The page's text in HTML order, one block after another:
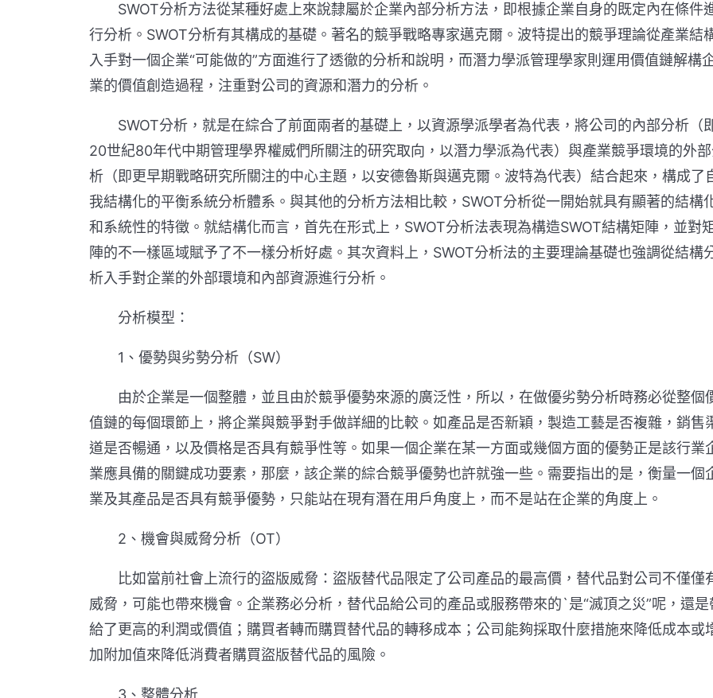
SWOT分析方法從某種好處上來說隸屬於企業內部分析方法，即根據企業自身的既定內在條件
行分析。SWOT分析有其構成的基礎。著名的競爭戰略專家邁克爾。波特提出的競爭理論從產業結
入手對一個企業“可能做的”方面進行了透徹的分析和說明，而潛力學派管理學家則運用價值鏈解構
業的價值創造過程，注重對公司的資源和潛力的分析。
SWOT分析，就是在綜合了前面兩者的基礎上，以資源學派學者為代表，將公司的內部分析（
20世紀80年代中期管理學界權威們所關注的研究取向，以潛力學派為代表）與產業競爭環境的外
析（即更早期戰略研究所關注的中心主題，以安德魯斯與邁克爾。波特為代表）結合起來，構成了
我結構化的平衡系統分析體系。與其他的分析方法相比較，SWOT分析從一開始就具有顯著的結構
和系統性的特徵。就結構化而言，首先在形式上，SWOT分析法表現為構造SWOT結構矩陣，並對
陣的不一樣區域賦予了不一樣分析好處。其次資料上，SWOT分析法的主要理論基礎也強調從結構
析入手對企業的外部環境和內部資源進行分析。
分析模型：
1、優勢與劣勢分析（SW）
由於企業是一個整體，並且由於競爭優勢來源的廣泛性，所以，在做優劣勢分析時務必從整個
值鏈的每個環節上，將企業與競爭對手做詳細的比較。如產品是否新穎，製造工藝是否複雜，銷售
道是否暢通，以及價格是否具有競爭性等。如果一個企業在某一方面或幾個方面的優勢正是該行業
業應具備的關鍵成功要素，那麼，該企業的綜合競爭優勢也許就強一些。需要指出的是，衡量一個
業及其產品是否具有競爭優勢，只能站在現有潛在用戶角度上，而不是站在企業的角度上。
2、機會與威脅分析（OT）
比如當前社會上流行的盜版威脅：盜版替代品限定了公司產品的最高價，替代品對公司不僅僅
威脅，可能也帶來機會。企業務必分析，替代品給公司的產品或服務帶來的`是“滅頂之災”呢，還是
給了更高的利潤或價值；購買者轉而購買替代品的轉移成本；公司能夠採取什麼措施來降低成本或
加附加值來降低消費者購買盜版替代品的風險。
3、整體分析